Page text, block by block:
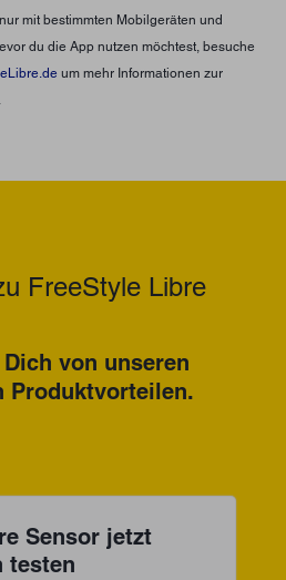
mit bestimmten Mobilgeräten und
du die App nutzen möchtest, besuche
um mehr Informationen zur
FreeStyle Libre
Dich von unseren
Produktvorteilen.
Sensor jetzt
testen